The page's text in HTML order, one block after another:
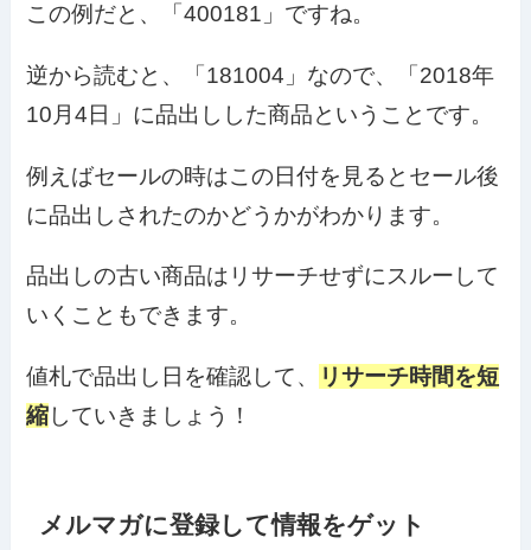
この例だと、「400181」ですね。
逆から読むと、「181004」なので、「2018年
10月4日」に品出しした商品ということです。
例えばセールの時はこの日付を見るとセール後
に品出しされたのかどうかがわかります。
品出しの古い商品はリサーチせずにスルーして
いくこともできます。
値札で品出し日を確認して、
リサーチ時間を短
縮していきましょう！
メルマガに登録して情報をゲット